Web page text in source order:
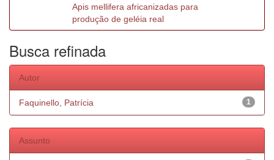
Apis mellifera africanizadas para
produção de geléia real
Busca refinada
Autor
1
Faquinello, Patrícia
Assunto